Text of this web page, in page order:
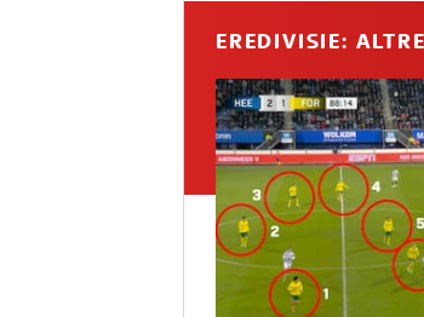
EREDIVISIE: